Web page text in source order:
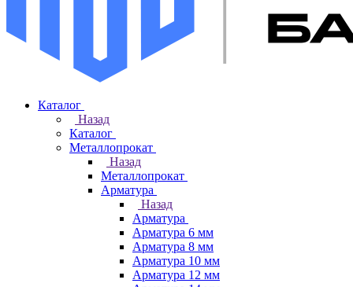
Каталог
Назад
Каталог
Металлопрокат
Назад
Металлопрокат
Арматура
Назад
Арматура
Арматура 6 мм
Арматура 8 мм
Арматура 10 мм
Арматура 12 мм